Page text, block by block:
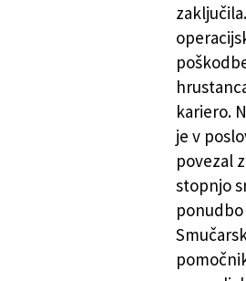
kariero.
je v
povezal
stopnjo